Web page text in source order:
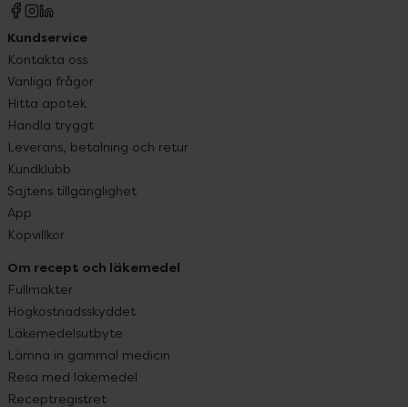
Kundservice
Kontakta oss
Vanliga frågor
Hitta apotek
Handla tryggt
Leverans, betalning och retur
Kundklubb
Sajtens tillgänglighet
App
Köpvillkor
Om recept och läkemedel
Fullmakter
Högkostnadsskyddet
Läkemedelsutbyte
Lämna in gammal medicin
Resa med läkemedel
Receptregistret